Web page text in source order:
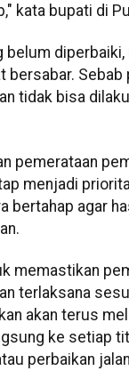
kata bupati di
belum
bersabar. Sebab
tidak bisa
pemerataan
menjadi
bertahap agar
memastikan
terlaksana
akan terus
ke setiap
perbaikan